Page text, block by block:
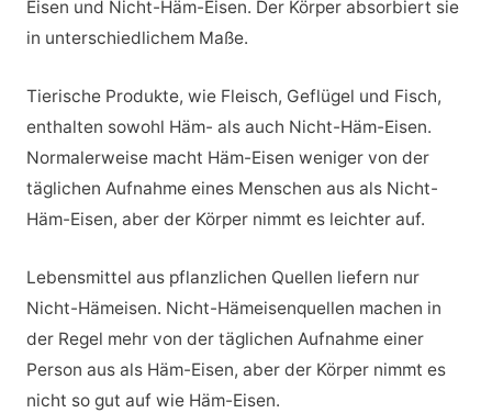
Eisen und Nicht-Häm-Eisen. Der Körper absorbiert sie
in unterschiedlichem Maße.
Tierische Produkte, wie Fleisch, Geflügel und Fisch,
enthalten sowohl Häm- als auch Nicht-Häm-Eisen.
Normalerweise macht Häm-Eisen weniger von der
täglichen Aufnahme eines Menschen aus als Nicht-
Häm-Eisen, aber der Körper nimmt es leichter auf.
Lebensmittel aus pflanzlichen Quellen liefern nur
Nicht-Hämeisen. Nicht-Hämeisenquellen machen in
der Regel mehr von der täglichen Aufnahme einer
Person aus als Häm-Eisen, aber der Körper nimmt es
nicht so gut auf wie Häm-Eisen.